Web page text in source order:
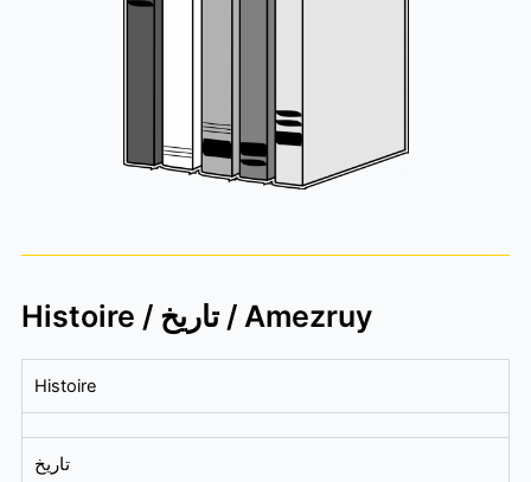
Histoire / تاريخ / Amezruy
Histoire
تاريخ